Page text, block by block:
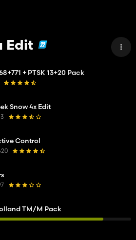
Edit
+ PTSK 13+20 Pack
Snow 4x Edit
Control
TM/M Pack